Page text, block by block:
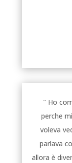
" Ho
perche
voleva
parlava
allora è